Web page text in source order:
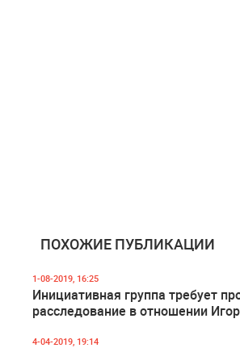
ПОХОЖИЕ ПУБЛИКАЦИИ
1-08-2019, 16:25
Инициативная группа требует
расследование в отношении
4-04-2019, 19:14